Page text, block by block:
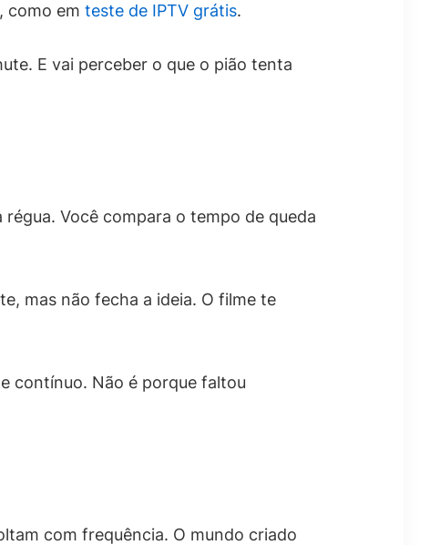
como em teste de IPTV grátis.
E vai perceber o que o pião tenta
Você compara o tempo de queda
mas não fecha a ideia. O filme te
contínuo. Não é porque faltou
com frequência. O mundo criado